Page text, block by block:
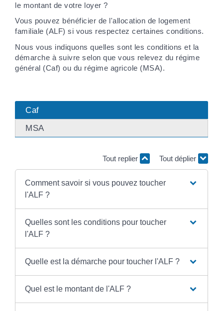
le montant de votre loyer ?
Vous pouvez bénéficier de l'allocation de logement
familiale (ALF) si vous respectez certaines conditions.
Nous vous indiquons quelles sont les conditions et la
démarche à suivre selon que vous relevez du régime
général (Caf) ou du régime agricole (MSA).
Caf
MSA
Tout replier Tout déplier
Comment savoir si vous pouvez toucher
l'ALF ?
Quelles sont les conditions pour toucher
l'ALF ?
Quelle est la démarche pour toucher l'ALF ?
Quel est le montant de l'ALF ?